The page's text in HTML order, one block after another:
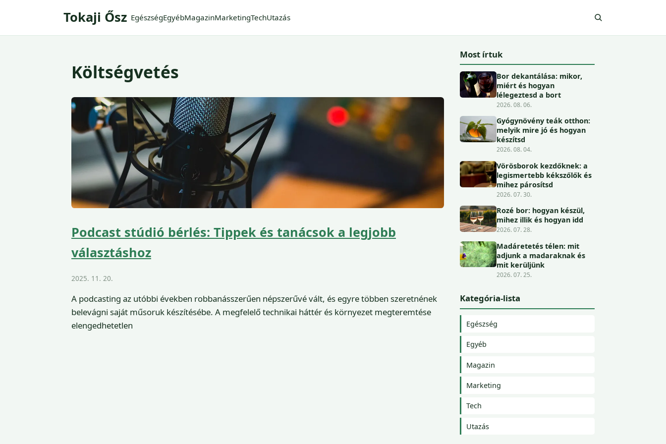
Tokaji Ősz EgészségEgyébMagazinMarketingTechUtazás
Költségvetés
Podcast stúdió bérlés: Tippek és tanácsok a legjobb
választáshoz
2025. 11. 20.
A podcasting az utóbbi években robbanásszerűen népszerűvé vált, és egyre többen szeretnének
belevágni saját műsoruk készítésébe. A megfelelő technikai háttér és környezet megteremtése
elengedhetetlen
Most írtuk
Bor dekantálása: mikor,
miért és hogyan
lélegeztesd a bort
2026. 08. 06.
Gyógynövény teák otthon:
melyik mire jó és hogyan
készítsd
2026. 08. 04.
Vörösborok kezdőknek: a
legismertebb kékszőlők és
mihez párosítsd
2026. 07. 30.
Rozé bor: hogyan készül,
mihez illik és hogyan idd
2026. 07. 28.
Madáretetés télen: mit
adjunk a madaraknak és
mit kerüljünk
2026. 07. 25.
Kategória-lista
Egészség
Egyéb
Magazin
Marketing
Tech
Utazás